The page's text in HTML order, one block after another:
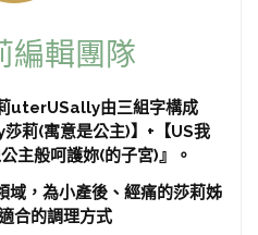
編輯團隊
uterUSally由三組字構成
莉(寓意是公主)】+【US我
主般呵護妳(的子宮)』。
，為小產後、經痛的莎莉姊
合的調理方式